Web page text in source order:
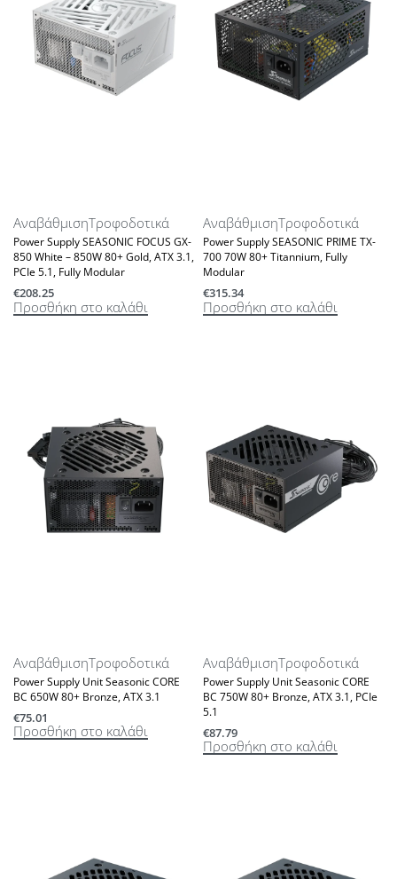
ΑναβάθμισηΤροφοδοτικά
Power Supply SEASONIC FOCUS GX-
850 White – 850W 80+ Gold, ATX 3.1,
PCIe 5.1, Fully Modular
€208.25
Προσθήκη στο καλάθι
ΑναβάθμισηΤροφοδοτικά
Power Supply SEASONIC PRIME TX-
700 70W 80+ Titannium, Fully
Modular
€315.34
Προσθήκη στο καλάθι
ΑναβάθμισηΤροφοδοτικά
Power Supply Unit Seasonic CORE
BC 650W 80+ Bronze, ATX 3.1
€75.01
Προσθήκη στο καλάθι
ΑναβάθμισηΤροφοδοτικά
Power Supply Unit Seasonic CORE
BC 750W 80+ Bronze, ATX 3.1, PCIe
5.1
€87.79
Προσθήκη στο καλάθι